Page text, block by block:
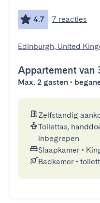
4.7 7 reacties
Edinburgh, United
Appartement van
Max. 2 gasten •
Zelfstandig
Toilettas,
inbegrepen
Slaapkamer •
Badkamer •